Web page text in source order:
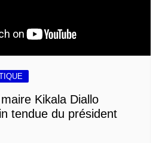
Kikala Diallo
tendue du président